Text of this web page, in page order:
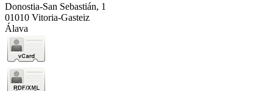
Donostia-San Sebastián, 1
01010 Vitoria-Gasteiz
Álava